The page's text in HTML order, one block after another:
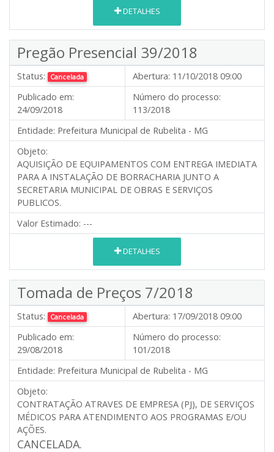
DETALHES
Pregão Presencial 39/2018
Status: Cancelada Abertura: 11/10/2018 09:00
Publicado em:
24/09/2018
Número do processo:
113/2018
Entidade: Prefeitura Municipal de Rubelita - MG
Objeto:
AQUISIÇÃO DE EQUIPAMENTOS COM ENTREGA IMEDIATA
PARA A INSTALAÇÃO DE BORRACHARIA JUNTO A
SECRETARIA MUNICIPAL DE OBRAS E SERVIÇOS
PUBLICOS.
Valor Estimado: ---
DETALHES
Tomada de Preços 7/2018
Status: Cancelada Abertura: 17/09/2018 09:00
Publicado em:
29/08/2018
Número do processo:
101/2018
Entidade: Prefeitura Municipal de Rubelita - MG
Objeto:
CONTRATAÇÃO ATRAVES DE EMPRESA (PJ), DE SERVIÇOS
MÉDICOS PARA ATENDIMENTO AOS PROGRAMAS E/OU
AÇÕES.
CANCELADA.